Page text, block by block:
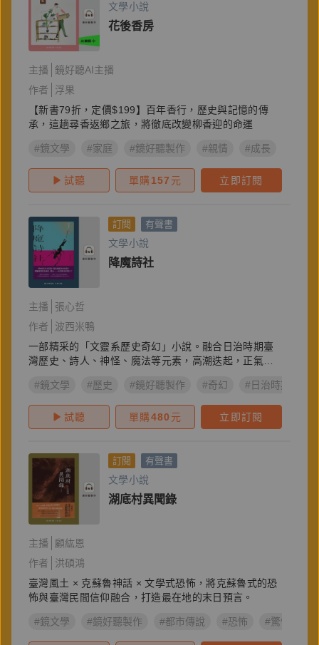
文學小說
花後香房
主播
鏡好聽AI主播
作者
浮果
【新書79折，定價$199】百年香行，歷史與記憶的傳
承，這趟尋香返鄉之旅，將徹底改變柳香迎的命運
#鏡文學 #家庭 #鏡好聽製作 #親情 #成長
試聽 單購157 元 立即訂閱
訂閱 有聲書
文學小說
降魔詩社
主播
張心哲
作者
波西米鴨
一部精采的「文靈系歷史奇幻」小說。融合日治時期臺
灣歷史、詩人、神怪、魔法等元素，高潮迭起，正氣凜
#鏡文學
#歷史 #鏡好聽製作 #奇幻 #日治時期
試聽 單購480 元 立即訂閱
訂閱 有聲書
文學小說
湖底村異聞錄
主播
顧紘恩
作者
洪碩鴻
臺灣風土 × 克蘇魯神話 × 文學式恐怖，將克蘇魯式的恐
怖與臺灣民間信仰融合，打造最在地的末日預言。
#鏡文學 #鏡好聽製作 #都市傳說 #恐怖 #驚悚